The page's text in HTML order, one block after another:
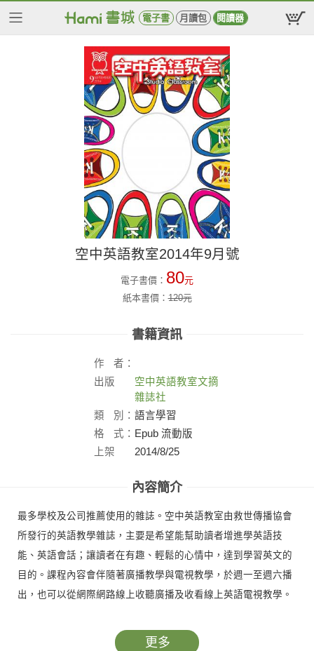
電子書 月讀包 閱讀器
空中英語教室2014年9月號
電子書價： 80元
紙本書價：120元
書籍資訊
作
者：
出版
空中英語教室文摘
雜誌社
類
別： 語言學習
格
式： Epub 流動版
上架
2014/8/25
內容簡介
最多學校及公司推薦使用的雜誌。空中英語教室由救世傳播協會
所發行的英語教學雜誌，主要是希望能幫助讀者增進學英語技
能、英語會話；讓讀者在有趣、輕鬆的心情中，達到學習英文的
目的。課程內容會伴隨著廣播教學與電視教學，於週一至週六播
出，也可以從網際網路線上收聽廣播及收看線上英語電視教學。
更多